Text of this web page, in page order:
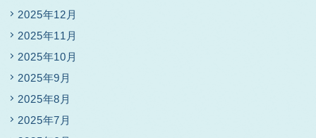
2025年12月
2025年11月
2025年10月
2025年9月
2025年8月
2025年7月